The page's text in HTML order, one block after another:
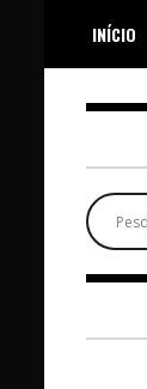
content
INÍCIO